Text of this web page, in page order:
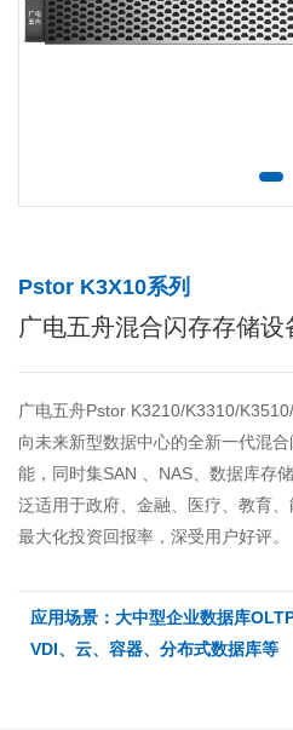
Pstor K3X10系列
广电五舟混合闪存存储设
广电五舟Pstor K3210/K3310/
向未来新型数据中心的全新一代混
能，同时集SAN 、NAS、数据库存
泛适用于政府、金融、医疗、教育
最大化投资回报率，深受用户好评。
应用场景：大中型企业数据库
VDI、云、容器、分布式数据库等